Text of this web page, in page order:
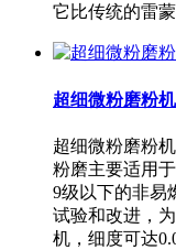
它比传统的雷
超细微粉磨粉机
超细微粉磨粉
粉磨主要适用
9级以下的非易
试验和改进，
机，细度可达